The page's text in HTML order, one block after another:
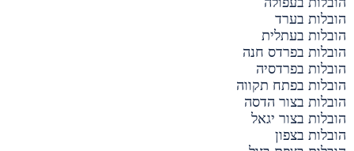
הובלות בערד
הובלות בעתלית
הובלות בפרדס חנה
הובלות בפרדסיה
הובלות בפתח תקווה
הובלות בצור הדסה
הובלות בצור יגאל
הובלות בצפון